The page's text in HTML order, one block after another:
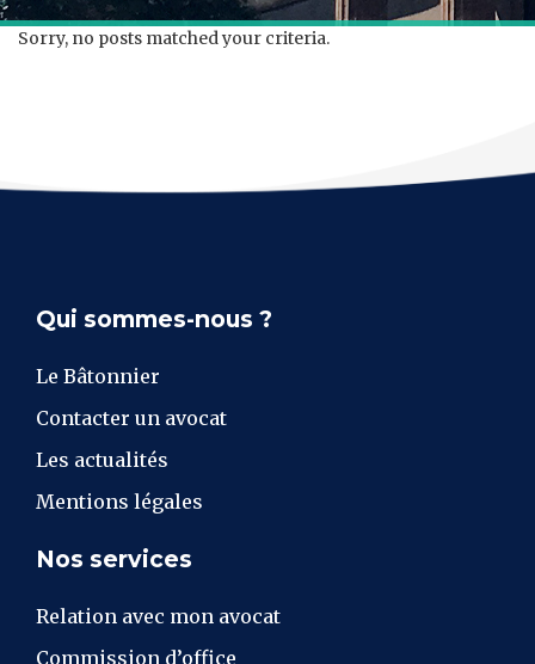
Sorry, no posts matched your criteria.
Qui sommes-nous ?
Le Bâtonnier
Contacter un avocat
Les actualités
Mentions légales
Nos services
Relation avec mon avocat
Commission d’office